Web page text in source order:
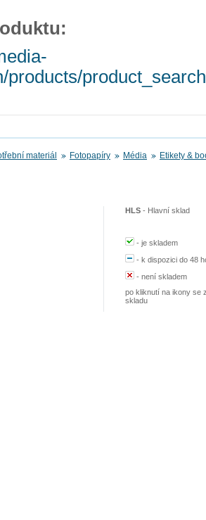
products/
materiál Fotopapíry Média Etikety &
HLS - Hlavní sklad
-je skladem
-k dispozici do 48
-není skladem
po kliknutí na ikony se
skladu